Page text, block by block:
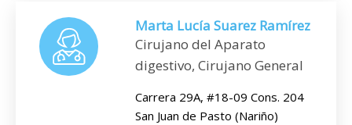
Marta Lucía Suarez Ramírez
Cirujano del Aparato
digestivo, Cirujano General
Carrera 29A, #18-09 Cons. 204
San Juan de Pasto (Nariño)